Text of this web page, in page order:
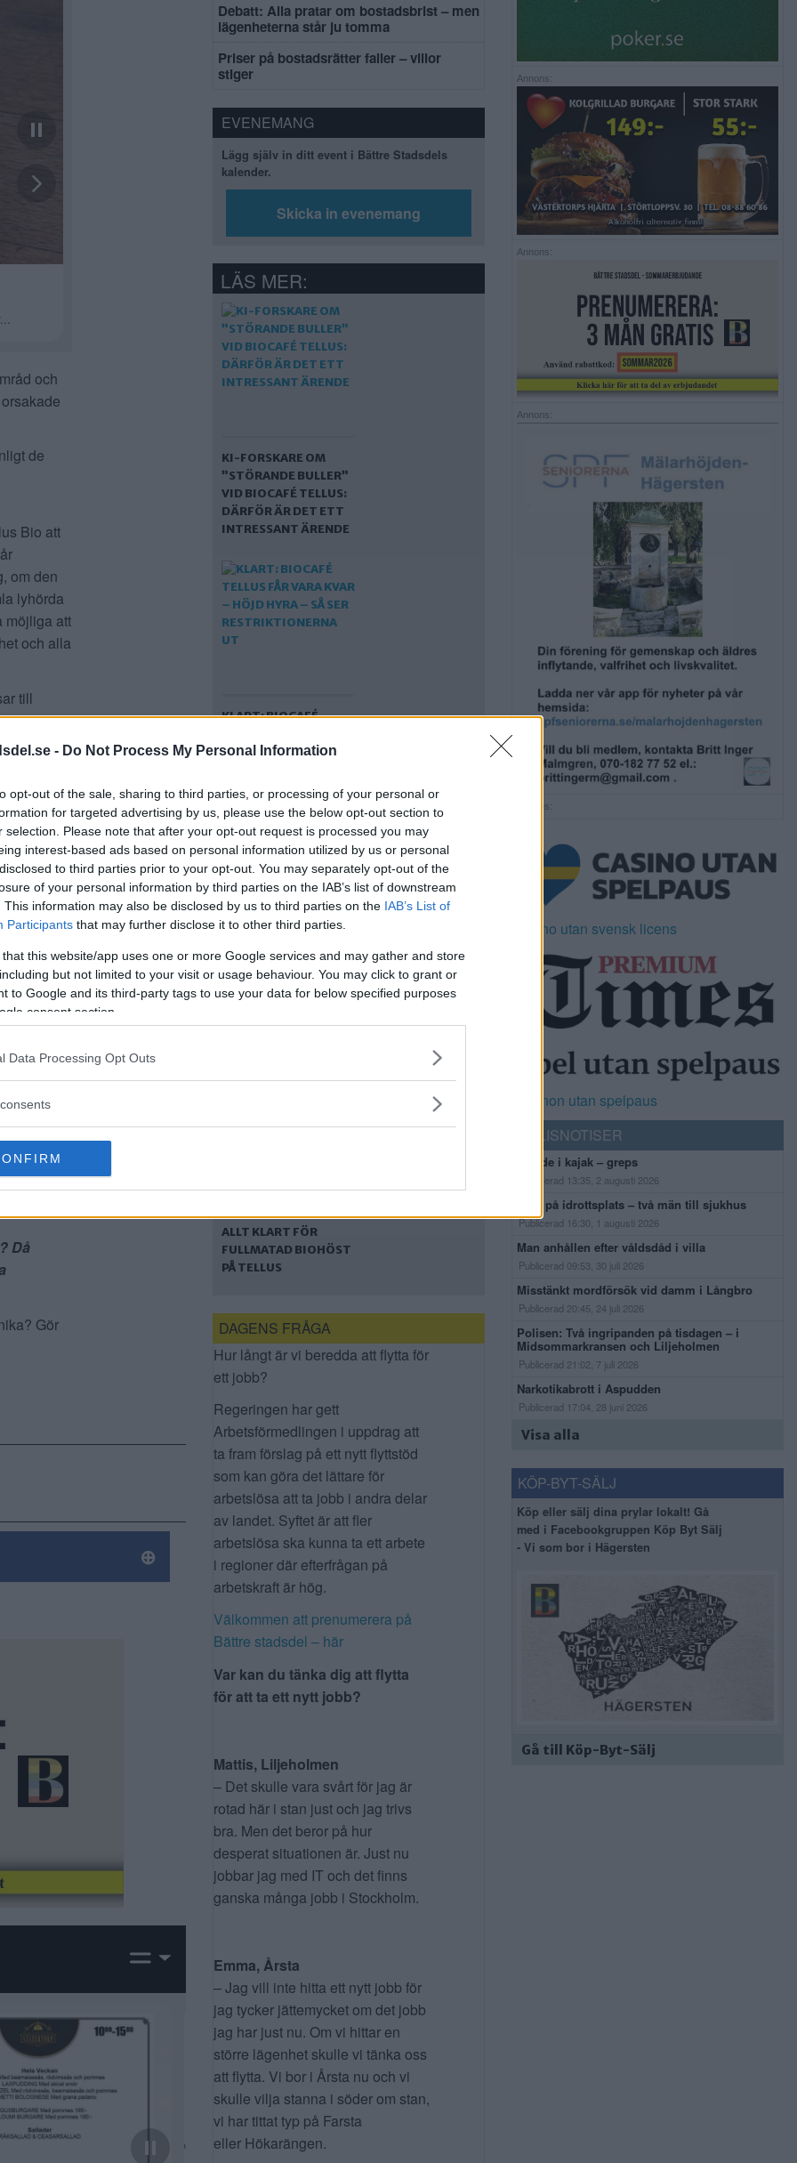
- Do Not Process My Personal Information
opt-out of the sale, sharing to third parties, or processing of your personal or
for targeted advertising by us, please use the below opt-out section to
selection. Please note that after your opt-out request is processed you may
interest-based ads based on personal information utilized by us or personal
to third parties prior to your opt-out. You may separately opt-out of the
of your personal information by third parties on the IAB’s list of downstream
This information may also be disclosed by us to third parties on the IAB’s List of
Participants that may further disclose it to other third parties.
that this website/app uses one or more Google services and may gather and store
but not limited to your visit or usage behaviour. You may click to grant or
to Google and its third-party tags to use your data for below specified purposes
consent section.
Data Processing Opt Outs
och
de
Bio att
om den
lyhörda
möjliga att
och alla
till
drivs av
Så
Då
Gör
Debatt: Alla pratar om bostadsbrist – men
lägenheterna står ju tomma
Priser på bostadsrätter faller – villor
stiger
EVENEMANG
Lägg själv in ditt event i Bättre Stadsdels
kalender.
Skicka in evenemang
LÄS MER:
KI-FORSKARE OM
”STÖRANDE BULLER”
VID BIOCAFÉ TELLUS:
DÄRFÖR ÄR DET ETT
INTRESSANT ÄRENDE
KLART: BIOCAFÉ
– HÖJD HYRA – SÅ SER
UT
DEBATT: SÅ KAN
BULLER HANTERAS
KULTURLIVET SKA
ALLT KLART FÖR
FULLMATAD BIOHÖST
PÅ TELLUS
DAGENS FRÅGA
Hur långt är vi beredda att flytta för
ett jobb?
Regeringen har gett
Arbetsförmedlingen i uppdrag att
ta fram förslag på ett nytt flyttstöd
som kan göra det lättare för
arbetslösa att ta jobb i andra delar
av landet. Syftet är att fler
arbetslösa ska kunna ta ett arbete
i regioner där efterfrågan på
arbetskraft är hög.
Välkommen att prenumerera på
Bättre stadsdel – här
Var kan du tänka dig att flytta
för att ta ett nytt jobb?
Mattis, Liljeholmen
– Det skulle vara svårt för jag är
rotad här i stan just och jag trivs
bra. Men det beror på hur
desperat situationen är. Just nu
jobbar jag med IT och det finns
ganska många jobb i Stockholm.
Emma, Årsta
– Jag vill inte hitta ett nytt jobb för
jag tycker jättemycket om det jobb
jag har just nu. Om vi hittar en
större lägenhet skulle vi tänka oss
att flytta. Vi bor i Årsta nu och vi
skulle vilja stanna i söder om stan,
vi har tittat typ på Farsta
eller Hökarängen.
Annons:
Annons:
Annons:
Annons:
Casino utan svensk licens
Casinon utan spelpaus
POLISNOTISER
Flydde i kajak – greps
Publicerad 13:35, 2 augusti 2026
Bråk på idrottsplats – två män till sjukhus
Publicerad 16:30, 1 augusti 2026
Man anhållen efter våldsdåd i villa
Publicerad 09:53, 30 juli 2026
Misstänkt mordförsök vid damm i Långbro
Publicerad 20:45, 24 juli 2026
Polisen: Två ingripanden på tisdagen – i
Midsommarkransen och Liljeholmen
Publicerad 21:02, 7 juli 2026
Narkotikabrott i Aspudden
Publicerad 17:04, 28 juni 2026
Visa alla
KÖP-BYT-SÄLJ
Köp eller sälj dina prylar lokalt! Gå
med i Facebookgruppen Köp Byt Sälj
- Vi som bor i Hägersten
Gå till Köp-Byt-Sälj